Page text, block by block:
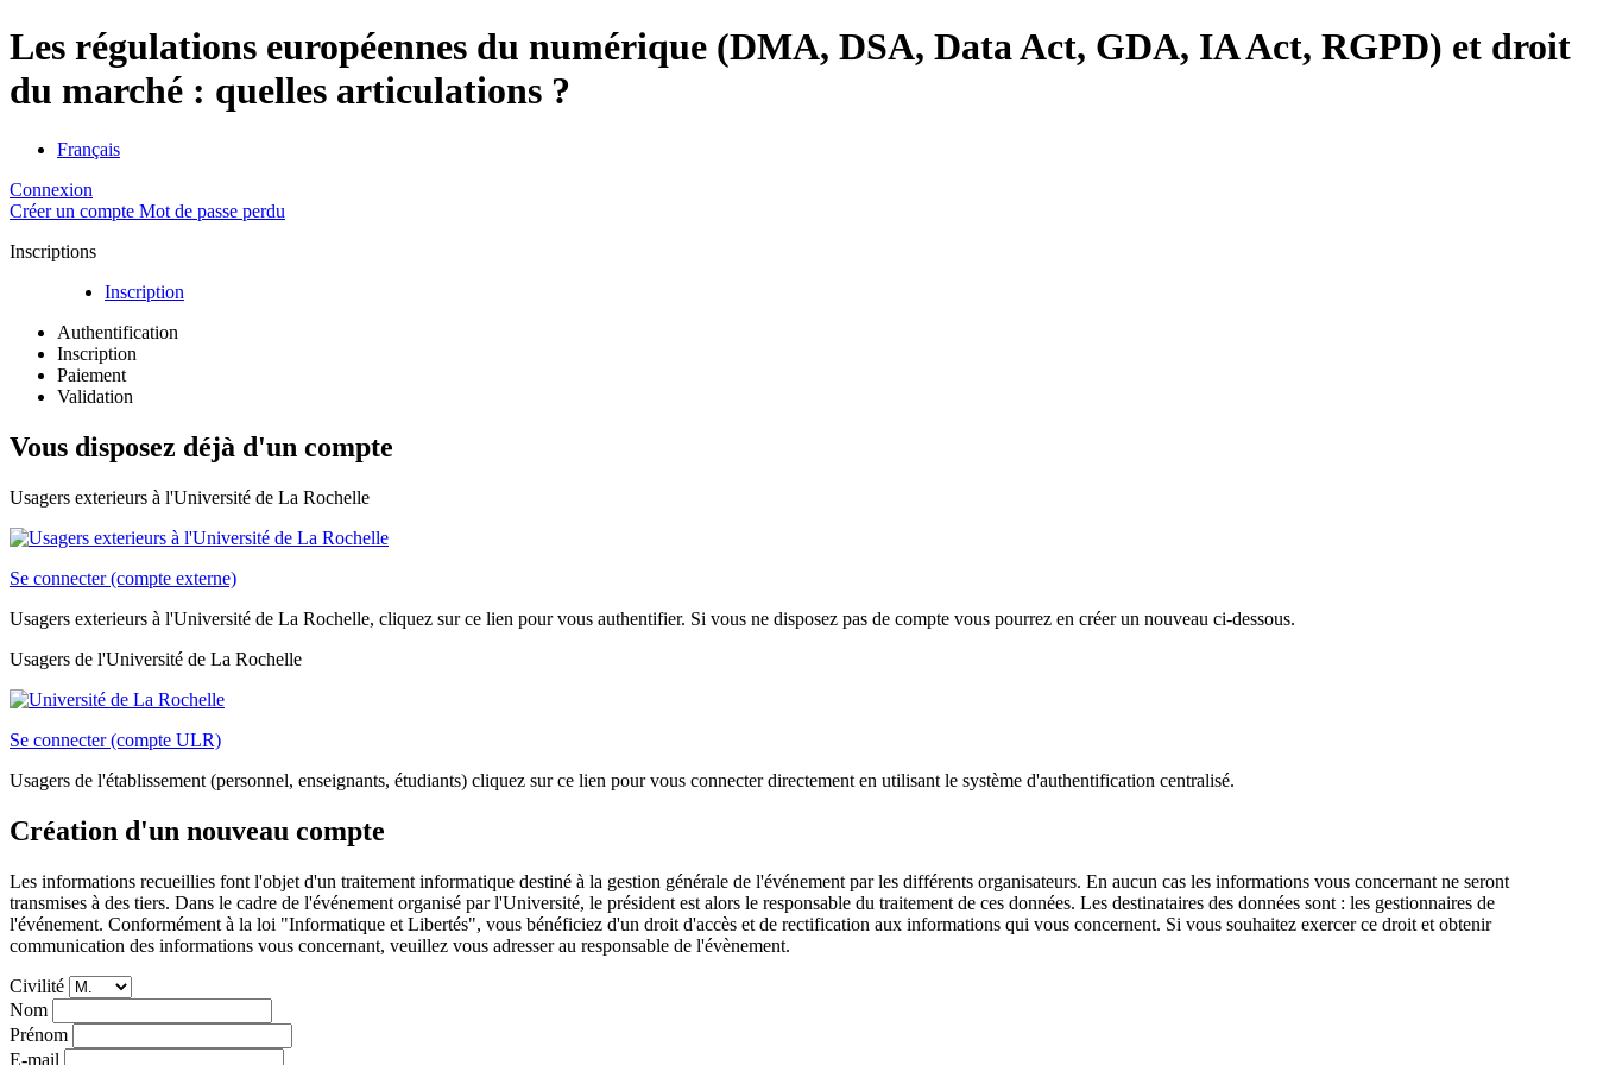
Les régulations européennes du numérique (DMA, DSA, Data Act, GDA, IA Act, RGPD) et droit
du marché : quelles articulations ?
Français
Connexion
Créer un compte Mot de passe perdu
Inscriptions
Inscription
Authentification
Inscription
Paiement
Validation
Vous disposez déjà d'un compte
Usagers exterieurs à l'Université de La Rochelle
Se connecter (compte externe)
Usagers exterieurs à l'Université de La Rochelle, cliquez sur ce lien pour vous authentifier. Si vous ne disposez pas de compte vous pourrez en créer un nouveau ci-dessous.
Usagers de l'Université de La Rochelle
Se connecter (compte ULR)
Usagers de l'établissement (personnel, enseignants, étudiants) cliquez sur ce lien pour vous connecter directement en utilisant le système d'authentification centralisé.
Création d'un nouveau compte
Les informations recueillies font l'objet d'un traitement informatique destiné à la gestion générale de l'événement par les différents organisateurs. En aucun cas les informations vous concernant ne seront
transmises à des tiers. Dans le cadre de l'événement organisé par l'Université, le président est alors le responsable du traitement de ces données. Les destinataires des données sont : les gestionnaires de
l'événement. Conformément à la loi "Informatique et Libertés", vous bénéficiez d'un droit d'accès et de rectification aux informations qui vous concernent. Si vous souhaitez exercer ce droit et obtenir
communication des informations vous concernant, veuillez vous adresser au responsable de l'évènement.
Civilité
Nom
Prénom
E-mail